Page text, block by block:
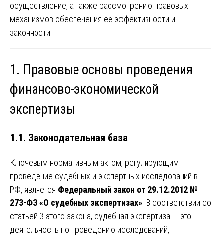
осуществление, а также рассмотрению правовых
механизмов обеспечения ее эффективности и
законности.
1. Правовые основы проведения
финансово-экономической
экспертизы
1.1. Законодательная база
Ключевым нормативным актом, регулирующим
проведение судебных и экспертных исследований в
РФ, является Федеральный закон от 29.12.2012 №
273-ФЗ «О судебных экспертизах» . В соответствии со
статьей 3 этого закона, судебная экспертиза — это
деятельность по проведению исследований,